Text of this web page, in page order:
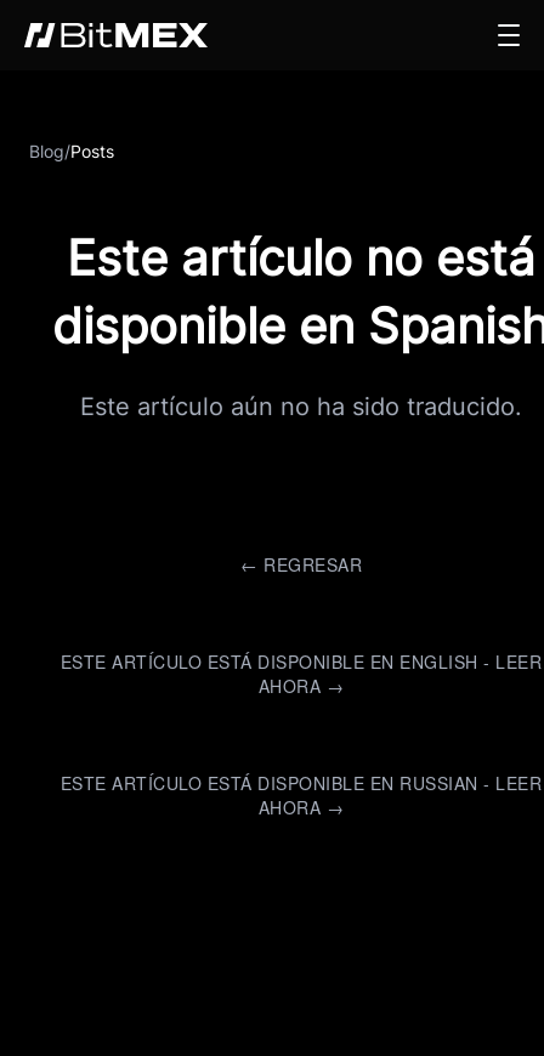
Blog/Posts
Este artículo no está
disponible en
Este artículo aún no ha sido traducido.
← REGRESAR
ESTE ARTÍCULO ESTÁ DISPONIBLE EN ENGLISH - LEER
AHORA →
ESTE ARTÍCULO ESTÁ DISPONIBLE EN RUSSIAN - LEER
AHORA →